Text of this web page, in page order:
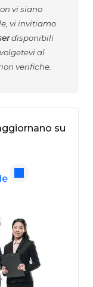
vi siano
vi invitiamo
disponibili
al
verifiche.
su